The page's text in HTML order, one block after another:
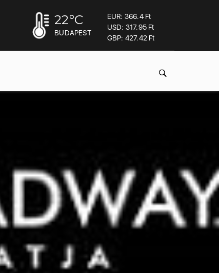
22°C
BUDAPEST
EUR: 366.4 Ft
USD: 317.95 Ft
GBP: 427.42 Ft